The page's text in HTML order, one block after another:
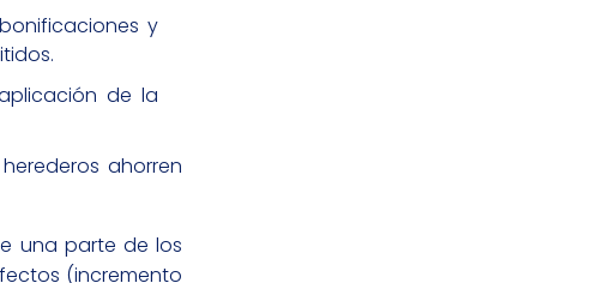
y
de la
ahorren
una parte de los
(incremento